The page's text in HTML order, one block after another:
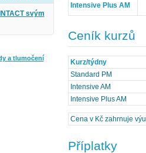
svým
a tlumočení
Intensive Plus AM
Ceník kurzů
Kurz/týdny
Standard PM
Intensive AM
Intensive Plus AM
Cena v Kč zahrnuje
Příplatky